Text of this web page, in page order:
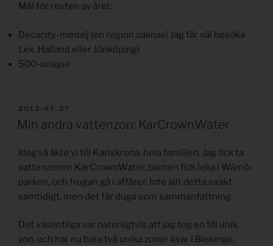
Mål för resten av året:
Decacity-medalj (en region saknas! Jag får väl besöka
t.ex. Halland eller Jönköping)
500-unique
PUBLICERAT
2012-07-27
Min andra vattenzon: KarCrownWater
Idag så åkte vi till Karlskrona, hela familjen. Jag fick ta
vattenzonen KarCrownWater, barnen fick leka i Wämö-
parken, och frugan gå i affärer. Inte allt detta exakt
samtidigt, men det får duga som sammanfattning.
Det väsentliga var naturligtvis att jag tog en till unik
zon, och har nu bara två unika zoner kvar i Blekinge,